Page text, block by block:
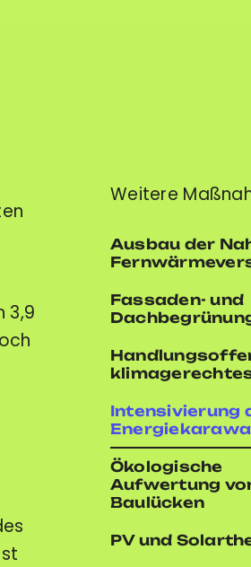
3,9
Weitere
Ausbau der
Fassaden- und
Intensivierung
Ökologische
Aufwertung
Baulücken
PV und